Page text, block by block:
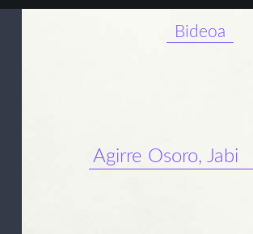
Bideoa
Agirre Osoro, Jabi